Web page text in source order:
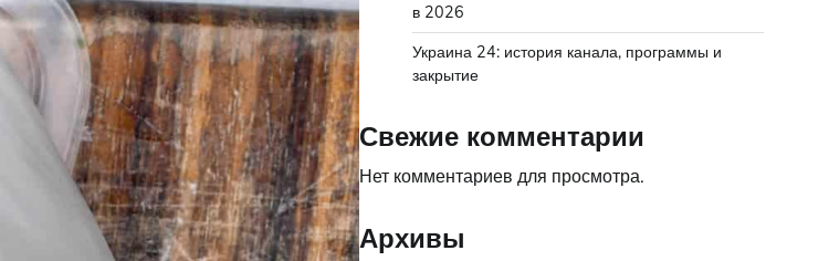
в 2026
Украина 24: история канала, программы и
закрытие
Свежие комментарии
Нет комментариев для просмотра.
Архивы